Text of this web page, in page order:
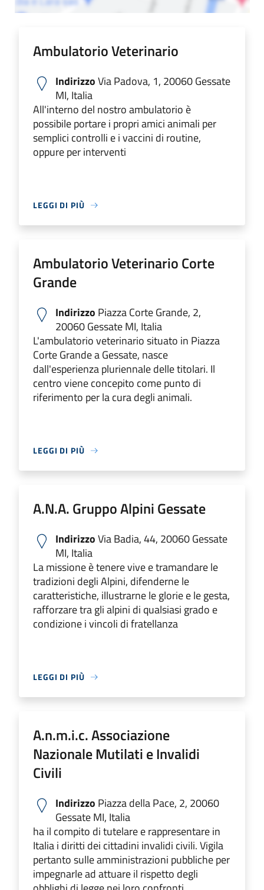
Ambulatorio Veterinario
IndirizzoVia Padova, 1, 20060 Gessate
MI, Italia
All'interno del nostro ambulatorio è
possibile portare i propri amici animali per
semplici controlli e i vaccini di routine,
oppure per interventi
LEGGI DI PIÙ
Ambulatorio Veterinario Corte
Grande
Indirizzo Piazza Corte Grande, 2,
20060 Gessate MI, Italia
L'ambulatorio veterinario situato in Piazza
Corte Grande a Gessate, nasce
dall'esperienza pluriennale delle titolari. Il
centro viene concepito come punto di
riferimento per la cura degli animali.
LEGGI DI PIÙ
A.N.A. Gruppo Alpini Gessate
IndirizzoVia Badia, 44, 20060 Gessate
MI, Italia
La missione è tenere vive e tramandare le
tradizioni degli Alpini, difenderne le
caratteristiche, illustrarne le glorie e le gesta,
rafforzare tra gli alpini di qualsiasi grado e
condizione i vincoli di fratellanza
LEGGI DI PIÙ
A.n.m.i.c. Associazione
Nazionale Mutilati e Invalidi
Civili
Indirizzo Piazza della Pace, 2, 20060
Gessate MI, Italia
ha il compito di tutelare e rappresentare in
Italia i diritti dei cittadini invalidi civili. Vigila
pertanto sulle amministrazioni pubbliche per
impegnarle ad attuare il rispetto degli